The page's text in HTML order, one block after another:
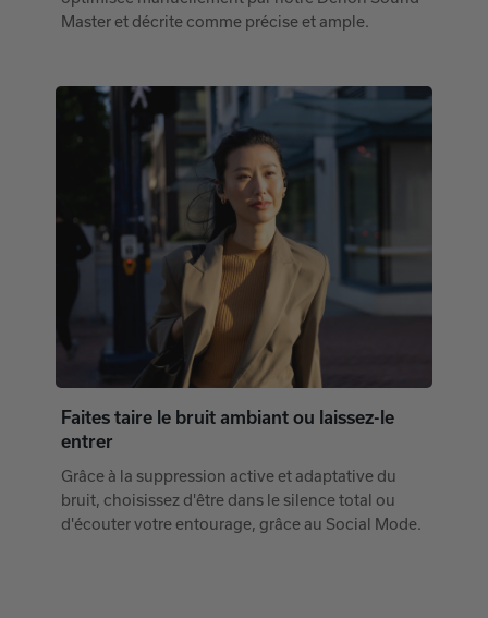
Master et décrite comme précise et ample.
Faites taire le bruit ambiant ou laissez-le
entrer
Grâce à la suppression active et adaptative du
bruit, choisissez d'être dans le silence total ou
d'écouter votre entourage, grâce au Social Mode.